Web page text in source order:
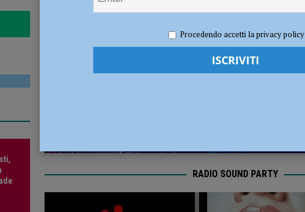
pedoni e ciclisti, dalla Provincia 295 mila euro per rendere le strade più sicure ATTUALITÀ
Redazione FG Economia
RADIO SOUND PARTY
Procedendo accetti la privacy policy